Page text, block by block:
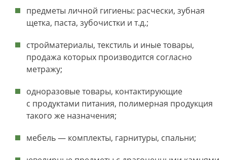
предметы личной гигиены: расчески, зубная
щетка, паста, зубочистки и т.д.;
стройматериалы, текстиль и иные товары,
продажа которых производится согласно
метражу;
одноразовые товары, контактирующие
с продуктами питания, полимерная продукция
такого же назначения;
мебель — комплекты, гарнитуры, спальни;